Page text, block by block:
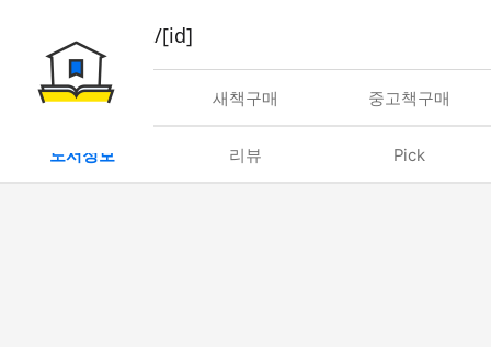
book/rent/[id]
대여 새책구매 중고책구매
도서정보 리뷰 Pick